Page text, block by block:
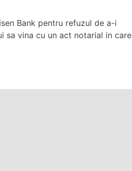
Bank pentru refuzul de a-i
sa vina cu un act notarial in care